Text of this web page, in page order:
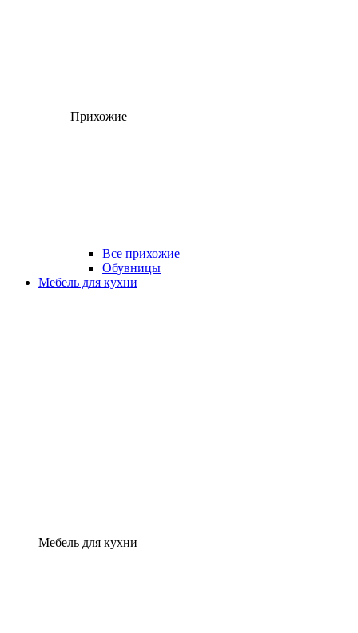
Прихожие
Все прихожие
Обувницы
Мебель для кухни
Мебель для кухни